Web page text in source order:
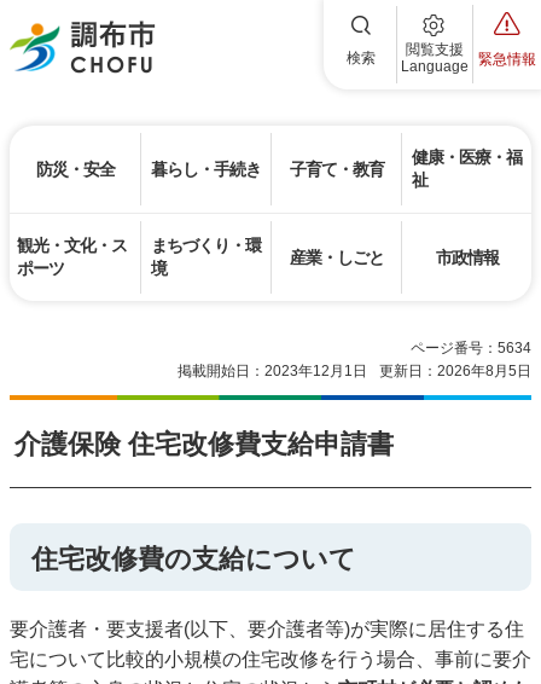
調布市 検索
閲覧支援
Language
緊急情報
防災・安全 暮らし・手続き 子育て・教育
健康・医療・福
祉
観光・文化・ス
ポーツ
まちづくり・環
境
産業・しごと 市政情報
ページ番号：5634
掲載開始日：2023年12月1日
更新日：2026年8月5日
介護保険 住宅改修費支給申請書
住宅改修費の支給について
要介護者・要支援者(以下、要介護者等)が実際に居住する住
宅について比較的小規模の住宅改修を行う場合、事前に要介